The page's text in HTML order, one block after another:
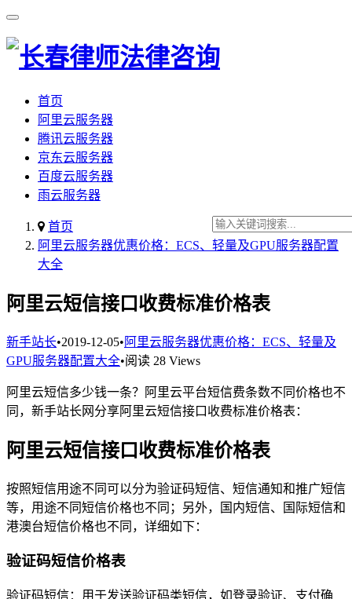
首页
阿里云服务器
腾讯云服务器
京东云服务器
百度云服务器
雨云服务器
首页
阿里云服务器优惠价格：ECS、轻量及GPU服务器配置
大全
阿里云短信接口收费标准价格表
新手站长•2019-12-05• 阿里云服务器优惠价格：ECS、轻量及
GPU服务器配置大全•阅读 28 Views
阿里云短信多少钱一条？阿里云平台短信费条数不同价格也不
同，新手站长网分享阿里云短信接口收费标准价格表：
阿里云短信接口收费标准价格表
按照短信用途不同可以分为验证码短信、短信通知和推广短信
等，用途不同短信价格也不同；另外，国内短信、国际短信和
港澳台短信价格也不同，详细如下：
验证码短信价格表
验证码短信：用于发送验证码类短信，如登录验证、支付确